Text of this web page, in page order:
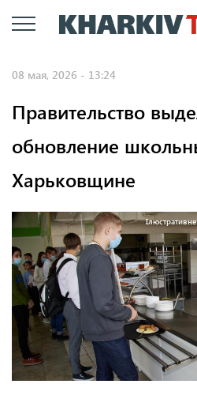
к
08 мая, 2026 - 13:24
Правительство
обновление
Харьковщине